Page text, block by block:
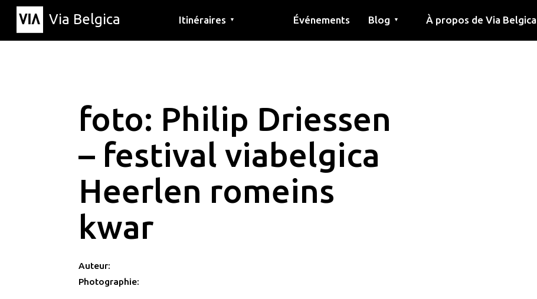
Via Belgica Itinéraires ▼ Événements Blog ▼ À propos de Via Belgica
foto: Philip Driessen
– festival viabelgica
Heerlen romeins
kwar
Auteur:
Photographie: